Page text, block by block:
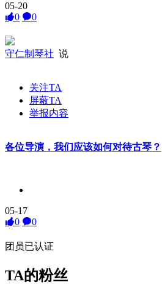
05-20
0
0
守仁制琴社 说
关注TA
屏蔽TA
举报内容
各位导演，我们应该如何对待古琴？
05-17
0
0
团员已认证
TA的粉丝